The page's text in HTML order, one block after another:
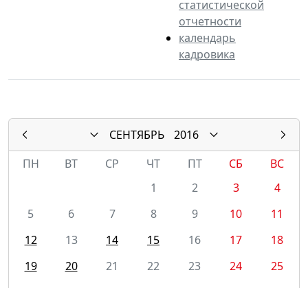
статистической
отчетности
календарь
кадровика
СЕНТЯБРЬ
2016
ПН
ВТ СР ЧТ ПТ СБ
ВС
1
2 3
4
5
6 7 8 9 10
11
12
13 14 15 16 17
18
19
20 21 22 23 24
25